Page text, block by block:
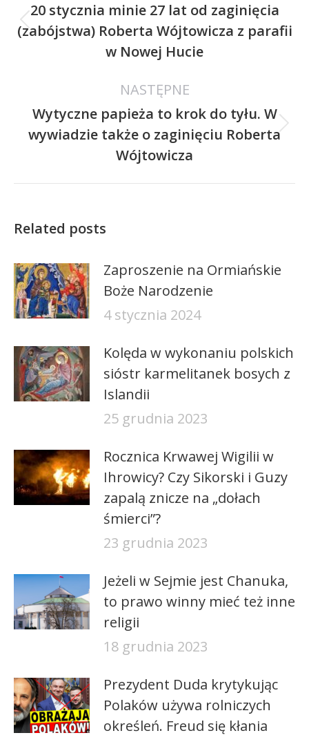
Poprzedni
wpis:
20 stycznia minie 27 lat od zaginięcia
(zabójstwa) Roberta Wójtowicza z parafii
w Nowej Hucie
NASTĘPNE
Następny
wpis:
Wytyczne papieża to krok do tyłu. W
wywiadzie także o zaginięciu Roberta
Wójtowicza
Related posts
Zaproszenie na Ormiańskie
Boże Narodzenie
4 stycznia 2024
Kolęda w wykonaniu polskich
sióstr karmelitanek bosych z
Islandii
25 grudnia 2023
Rocznica Krwawej Wigilii w
Ihrowicy? Czy Sikorski i Guzy
zapalą znicze na „dołach
śmierci”?
23 grudnia 2023
Jeżeli w Sejmie jest Chanuka,
to prawo winny mieć też inne
religii
18 grudnia 2023
Prezydent Duda krytykując
Polaków używa rolniczych
określeń. Freud się kłania